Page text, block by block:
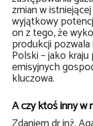
zmian w
wyjątkowy
on z tego, że
produkcji
Polski – jako
emisyjnych
kluczowa.
A czy ktoś inny w